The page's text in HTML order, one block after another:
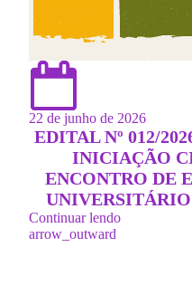
22 de junho de 2026
EDITAL Nº 012/
INICIAÇÃO
ENCONTRO DE
Continuar lendo
arrow_outward